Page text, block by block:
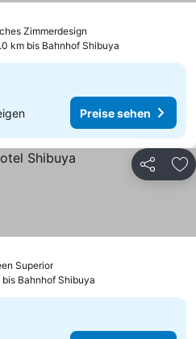
Zimmerdesign
km bis Bahnhof Shibuya
Preise sehen
Teilen
SuperiorPreise sehen
Bahnhof Shibuya